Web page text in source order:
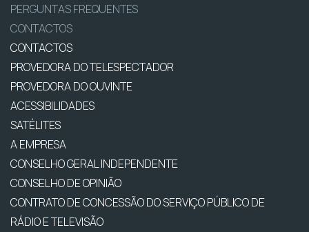
PERGUNTAS FREQUENTES
CONTACTOS
CONTACTOS
PROVEDORA DO TELESPECTADOR
PROVEDORA DO OUVINTE
ACESSIBILIDADES
SATÉLITES
A EMPRESA
CONSELHO GERAL INDEPENDENTE
CONSELHO DE OPINIÃO
CONTRATO DE CONCESSÃO DO SERVIÇO PÚBLICO DE
RÁDIO E TELEVISÃO